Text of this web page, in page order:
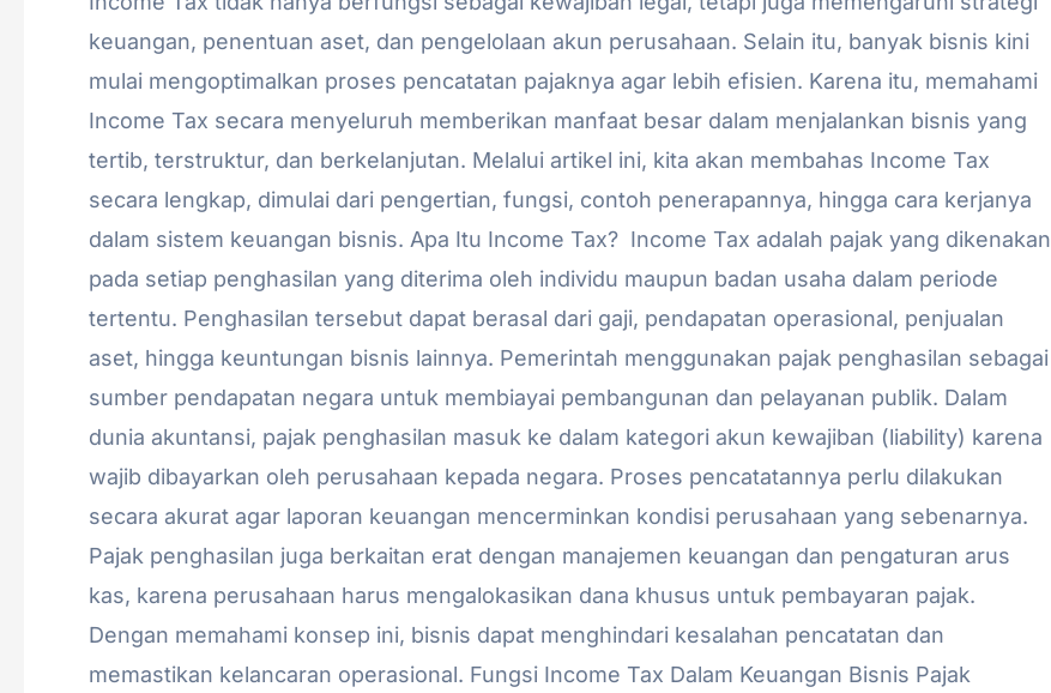
keuangan, penentuan aset, dan pengelolaan akun perusahaan. Selain itu, banyak bisnis kini
mulai mengoptimalkan proses pencatatan pajaknya agar lebih efisien. Karena itu, memahami
Income Tax secara menyeluruh memberikan manfaat besar dalam menjalankan bisnis yang
tertib, terstruktur, dan berkelanjutan. Melalui artikel ini, kita akan membahas Income Tax
secara lengkap, dimulai dari pengertian, fungsi, contoh penerapannya, hingga cara kerjanya
dalam sistem keuangan bisnis. Apa Itu Income Tax? Income Tax adalah pajak yang dikenakan
pada setiap penghasilan yang diterima oleh individu maupun badan usaha dalam periode
tertentu. Penghasilan tersebut dapat berasal dari gaji, pendapatan operasional, penjualan
aset, hingga keuntungan bisnis lainnya. Pemerintah menggunakan pajak penghasilan sebagai
sumber pendapatan negara untuk membiayai pembangunan dan pelayanan publik. Dalam
dunia akuntansi, pajak penghasilan masuk ke dalam kategori akun kewajiban (liability) karena
wajib dibayarkan oleh perusahaan kepada negara. Proses pencatatannya perlu dilakukan
secara akurat agar laporan keuangan mencerminkan kondisi perusahaan yang sebenarnya.
Pajak penghasilan juga berkaitan erat dengan manajemen keuangan dan pengaturan arus
kas, karena perusahaan harus mengalokasikan dana khusus untuk pembayaran pajak.
Dengan memahami konsep ini, bisnis dapat menghindari kesalahan pencatatan dan
memastikan kelancaran operasional. Fungsi Income Tax Dalam Keuangan Bisnis Pajak